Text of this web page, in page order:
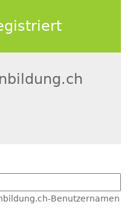
Benutzernamen